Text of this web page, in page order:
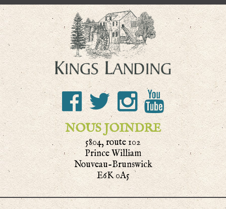
NOUS JOINDRE
5804, route 102
Prince William
Nouveau-Brunswick
E6K 0A5